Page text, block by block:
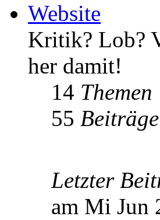
Website
Kritik? Lob?
her damit!
14 Themen
55 Beiträge
Letzter
am Mi Jun